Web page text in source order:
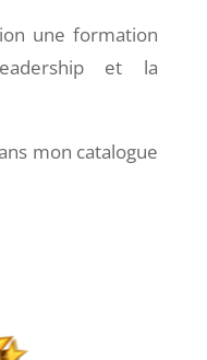
une formation
et la
mon catalogue